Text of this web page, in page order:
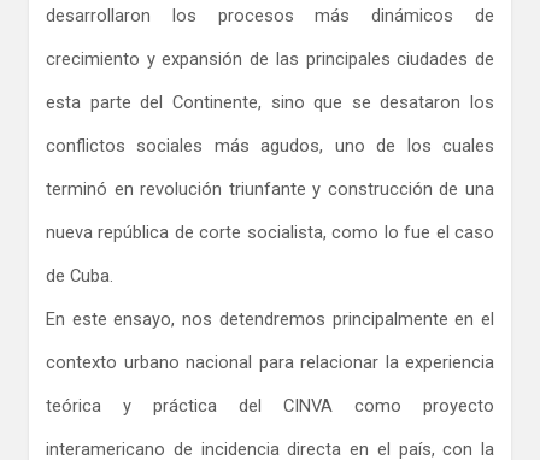
desarrollaron los procesos más dinámicos de
crecimiento y expansión de las principales ciudades de
esta parte del Continente, sino que se desataron los
conflictos sociales más agudos, uno de los cuales
terminó en revolución triunfante y construcción de una
nueva república de corte socialista, como lo fue el caso
de Cuba.
En este ensayo, nos detendremos principalmente en el
contexto urbano nacional para relacionar la experiencia
teórica y práctica del CINVA como proyecto
interamericano de incidencia directa en el país, con la